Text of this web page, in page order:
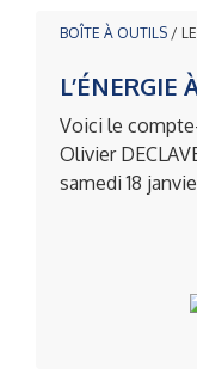
BOÎTE À OUTILS /
L’ÉNERGIE
Voici le
Olivier
samedi 18